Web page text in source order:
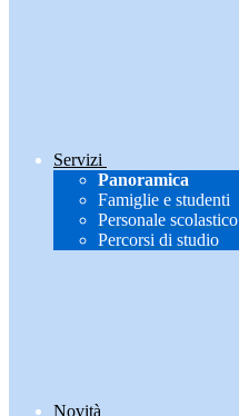
Servizi
Panoramica
Famiglie e studenti
Personale scolastico
Percorsi di studio
Novità